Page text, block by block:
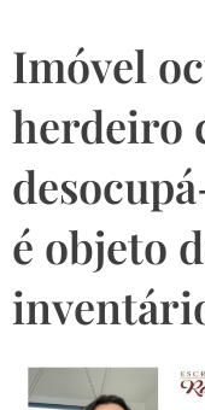
Imóvel
herdeiro
é objeto